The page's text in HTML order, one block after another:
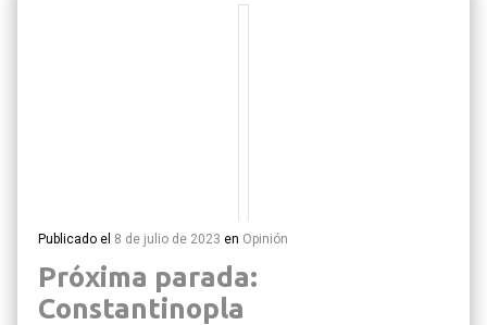
Publicado el 8 de julio de 2023 en Opinión
Próxima parada:
Constantinopla